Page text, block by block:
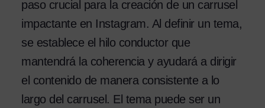
paso crucial para la creación de un carrusel
impactante en Instagram. Al definir un tema,
se establece el hilo conductor que
mantendrá la coherencia y ayudará a dirigir
el contenido de manera consistente a lo
largo del carrusel. El tema puede ser un